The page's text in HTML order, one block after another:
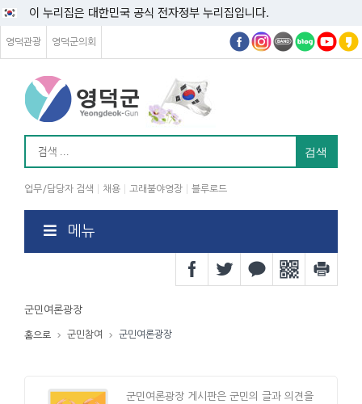
이 누리집은 대한민국 공식 전자정부 누리집입니다.
영덕관광 영덕군의회
업무/담당자 검색 채용 고래불야영장 블루로드
메뉴
군민여론광장
홈으로 군민참여 군민여론광장
군민여론광장 게시판은 군민의 글과 의견을